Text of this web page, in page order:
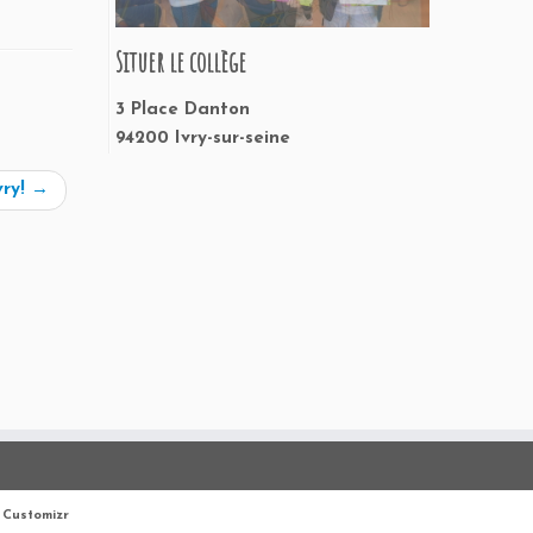
→
Situer le collège
3 Place Danton
94200 Ivry-sur-seine
Customizr